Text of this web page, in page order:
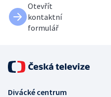
Otevřít
kontaktní
formulář
Divácké centrum